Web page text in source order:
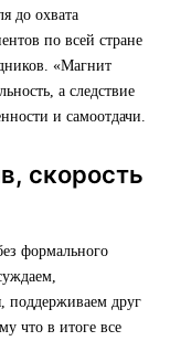
до охвата
по всей стране
«Магнит
а следствие
и самоотдачи.
скорость
формального
поддерживаем друг
что в итоге все